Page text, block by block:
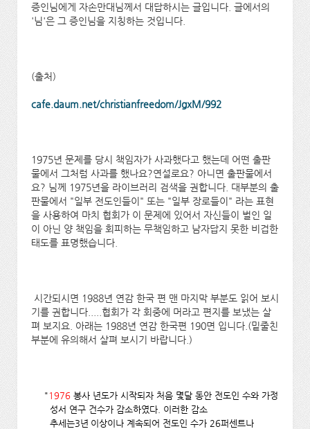
증인님에게 자손만대님께서 대답하시는 글입니다. 글에서의
'님'은 그 증인님을 지칭하는 것입니다.
(출처)
cafe.daum.net/christianfreedom/JgxM/992
1975년 문제를 당시 책임자가 사과했다고 했는데 어떤 출판
물에서 그처럼 사과를 했나요?연설로요? 아니면 출판물에서
요? 님께 1975년을 라이브러리 검색을 권합니다. 대부분의 출
판물에서 "일부 전도인들이" 또는 "일부 장로들이" 라는 표현
을 사용하여 마치 협회가 이 문제에 있어서 자신들이 벌인 일
이 아닌 양 책임을 회피하는 무책임하고 남자답지 못한 비겁한
태도를 표명했습니다.
시간되시면 1988년 연감 한국 편 맨 마지막 부분도 읽어 보시
기를 권합니다.....협회가 각 회중에 머라고 편지를 보냈는 살
펴 보지요. 아래는 1988년 연감 한국편 190면 입니다.(밑줄친
부분에 유의해서 살펴 보시기 바랍니다.)
" 1976 봉사 년도가 시작되자 처음 몇달 동안 전도인 수와 가정
성서 연구 건수가 감소하였다. 이러한 감소
추세는3년 이상이나 계속되어 전도인 수가 26퍼센트나